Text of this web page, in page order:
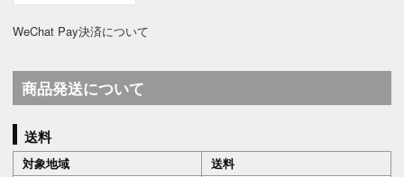
WeChat Pay決済について
商品発送について
送料
対象地域
送料